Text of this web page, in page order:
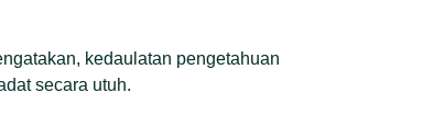
kedaulatan pengetahuan
secara utuh.